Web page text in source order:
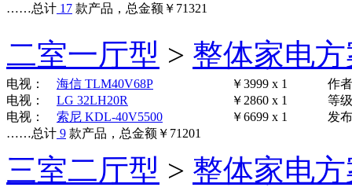
……总计 17 款产品，总金额 ￥ 71321
二室一厅型 > 整体家电
电视： 海信 TLM40V68P
￥3999 x 1
电视：
LG 32LH20R
￥2860 x 1
电视：
索尼 KDL-40V5500
￥6699 x 1
……总计 9 款产品，总金额 ￥ 71201
作
等
发
三室二厅型 > 整体家电